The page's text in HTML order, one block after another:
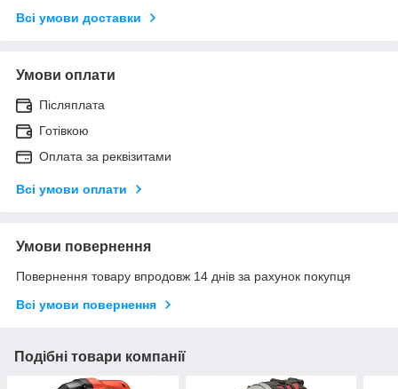
Всі умови доставки
Умови оплати
Післяплата
Готівкою
Оплата за реквізитами
Всі умови оплати
Умови повернення
Повернення товару впродовж 14 днів за рахунок покупця
Всі умови повернення
Подібні товари компанії